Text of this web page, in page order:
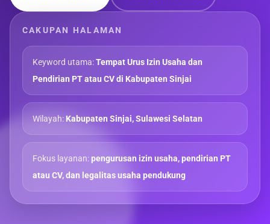
CAKUPAN HALAMAN
Keyword utama:Tempat Urus Izin Usaha dan
Pendirian PT atau CV di Kabupaten Sinjai
Wilayah:Kabupaten Sinjai, Sulawesi Selatan
Fokus layanan:pengurusan izin usaha, pendirian PT
atau CV, dan legalitas usaha pendukung